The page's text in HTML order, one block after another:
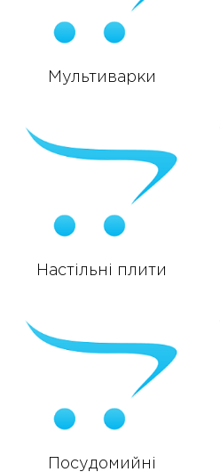
Мультиварки
Настільні плити
Посудомийні